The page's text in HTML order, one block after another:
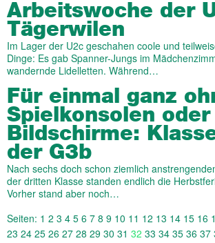
Arbeitswoche der
Tägerwilen
Im Lager der U2c geschahen coole und
Dinge: Es gab Spanner-Jungs im
wandernde Lidelletten. Während…
Für einmal ganz
Spielkonsolen oder
Bildschirme:
der G3b
Nach sechs doch schon ziemlich
der dritten Klasse standen endlich die
Vorher stand aber noch…
Seiten: 1 2 3 4 5 6 7 8 9 10 11 12 13 14 15 16
23 24 25 26 27 28 29 30 31 32 33 34 35 36 37